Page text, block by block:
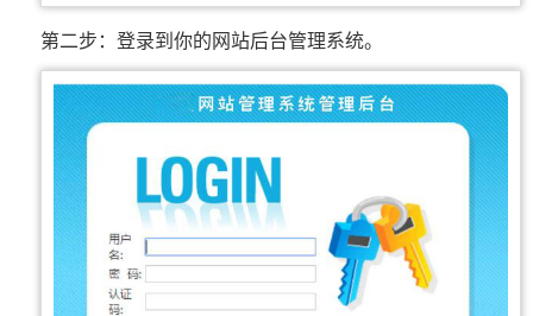
第二步：登录到你的网站后台管理系统。